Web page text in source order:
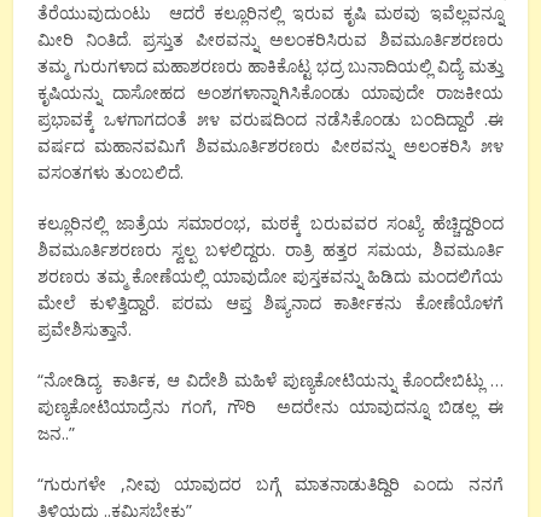
ತೆರೆಯುವುದುಂಟು ಆದರೆ ಕಲ್ಲೂರಿನಲ್ಲಿ ಇರುವ ಕೃಷಿ ಮಠವು ಇವೆಲ್ಲವನ್ನೂ
ಮೀರಿ ನಿಂತಿದೆ. ಪ್ರಸ್ತುತ ಪೀಠವನ್ನು ಅಲಂಕರಿಸಿರುವ ಶಿವಮೂರ್ತಿಶರಣರು
ತಮ್ಮ ಗುರುಗಳಾದ ಮಹಾಶರಣರು ಹಾಕಿಕೊಟ್ಟ ಭದ್ರ ಬುನಾದಿಯಲ್ಲಿ ವಿದ್ಯೆ ಮತ್ತು
ಕೃಷಿಯನ್ನು ದಾಸೋಹದ ಅಂಶಗಳಾನ್ನಾಗಿಸಿಕೊಂಡು ಯಾವುದೇ ರಾಜಕೀಯ
ಪ್ರಭಾವಕ್ಕೆ ಒಳಗಾಗದಂತೆ ೫೪ ವರುಷದಿಂದ ನಡೆಸಿಕೊಂಡು ಬಂದಿದ್ದಾರೆ .ಈ
ವರ್ಷದ ಮಹಾನವಮಿಗೆ ಶಿವಮೂರ್ತಿಶರಣರು ಪೀಠವನ್ನು ಅಲಂಕರಿಸಿ ೫೪
ವಸಂತಗಳು ತುಂಬಲಿದೆ.
ಕಲ್ಲೂರಿನಲ್ಲಿ ಜಾತ್ರೆಯ ಸಮಾರಂಭ, ಮಠಕ್ಕೆ ಬರುವವರ ಸಂಖ್ಯೆ ಹೆಚ್ಚಿದ್ದರಿಂದ
ಶಿವಮೂರ್ತಿಶರಣರು ಸ್ವಲ್ಪ ಬಳಲಿದ್ದರು. ರಾತ್ರಿ ಹತ್ತರ ಸಮಯ, ಶಿವಮೂರ್ತಿ
ಶರಣರು ತಮ್ಮ ಕೋಣೆಯಲ್ಲಿ ಯಾವುದೋ ಪುಸ್ತಕವನ್ನು ಹಿಡಿದು ಮಂದಲಿಗೆಯ
ಮೇಲೆ ಕುಳಿತ್ತಿದ್ದಾರೆ. ಪರಮ ಆಪ್ತ ಶಿಷ್ಯನಾದ ಕಾರ್ತೀಕನು ಕೋಣೆಯೊಳಗೆ
ಪ್ರವೇಶಿಸುತ್ತಾನೆ.
“ನೋಡಿದ್ಯ ಕಾರ್ತಿಕ, ಆ ವಿದೇಶಿ ಮಹಿಳೆ ಪುಣ್ಯಕೋಟಿಯನ್ನು ಕೊಂದೇಬಿಟ್ಲು …
ಪುಣ್ಯಕೋಟಿಯಾದ್ರೆನು ಗಂಗೆ, ಗೌರಿ ಅದರೇನು ಯಾವುದನ್ನೂ ಬಿಡಲ್ಲ ಈ
ಜನ..”
“ಗುರುಗಳೇ ,ನೀವು ಯಾವುದರ ಬಗ್ಗೆ ಮಾತನಾಡುತಿದ್ದಿರಿ ಎಂದು ನನಗೆ
ತಿಳಿಯದು ..ಕ್ಷಮಿಸಬೇಕು”